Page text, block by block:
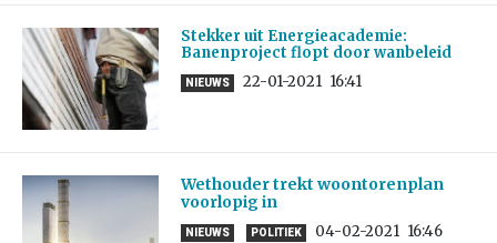
Stekker uit Energieacademie:
Banenproject flopt door wanbeleid
NIEUWS 22-01-2021 16:41
Wethouder trekt woontorenplan
voorlopig in
NIEUWS POLITIEK 04-02-2021 16:46